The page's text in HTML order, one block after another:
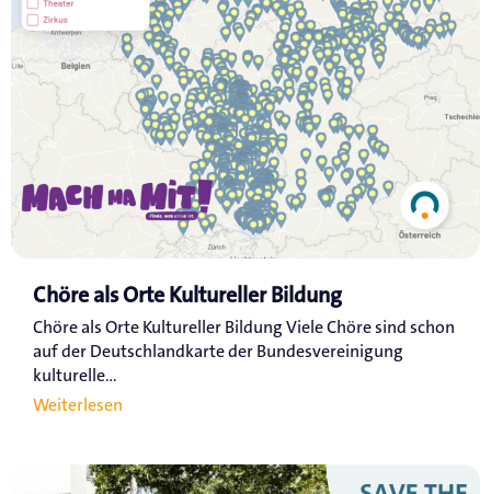
Chöre als Orte Kultureller Bildung
Chöre als Orte Kultureller Bildung Viele Chöre sind schon
auf der Deutschlandkarte der Bundesvereinigung
kulturelle...
Weiterlesen